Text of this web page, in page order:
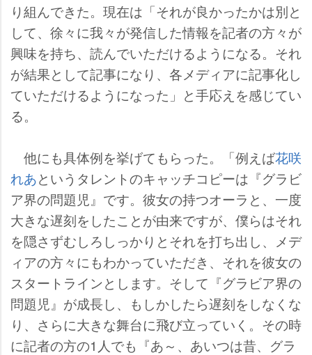
り組んできた。現在は「それが良かったかは別と
して、徐々に我々が発信した情報を記者の方々が
興味を持ち、読んでいただけるようになる。それ
が結果として記事になり、各メディアに記事化し
ていただけるようになった」と手応えを感じてい
る。
他にも具体例を挙げてもらった。「例えば花咲
れあというタレントのキャッチコピーは『グラビ
ア界の問題児』です。彼女の持つオーラと、一度
大きな遅刻をしたことが由来ですが、僕らはそれ
を隠さずむしろしっかりとそれを打ち出し、メデ
ィアの方々にもわかっていただき、それを彼女の
スタートラインとします。そして『グラビア界の
問題児』が成長し、もしかしたら遅刻をしなくな
り、さらに大きな舞台に飛び立っていく。その時
に記者の方の1人でも『あ～、あいつは昔、グラ